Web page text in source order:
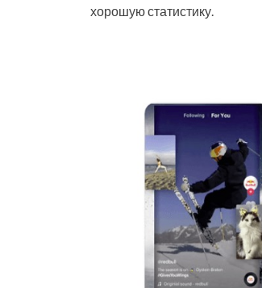
хорошую статистику.